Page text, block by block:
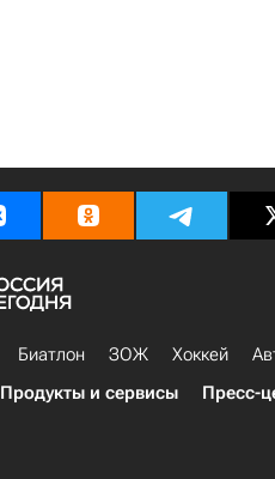
Биатлон ЗОЖ Хоккей
Продукты и сервисы Пресс-